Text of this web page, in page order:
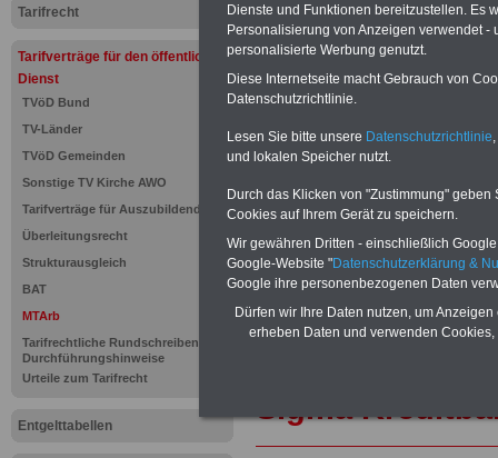
Tarifrecht
Tarifverträge für den öffentlichen
Dienst
TVöD Bund
TV-Länder
TVöD Gemeinden
Sonstige TV Kirche AWO
Tarifverträge für Auszubildende
Überleitungsrecht
Strukturausgleich
BAT
MTArb
Tarifrechtliche Rundschreiben und
Durchführungshinweise
Urteile zum Tarifrecht
Entgelttabellen
PDF-SERVICE
Für nur 15 Euro (inkl. MwSt.)
können Sie mehr als zehn
und Beamte sowie
zum Tarifrecht für den
das mindestens einmal im
direkt zur weiterführenden
mehrere OnlineBücher bzw.
Beamtinnen und Beamte mit
und Ländern,
Nebentätig-keitsrecht für
wir ausgewählte Links, z.B.
Teilzeitantrag usw.>>>hier
Sigma
Dienste und Funktionen bereitzustellen. Es
Personalisierung von Anzeigen verwendet
personalisierte Werbung genutzt.
Diese Internetseite macht Gebrauch von
Datenschutzrichtlinie.
Lesen Sie bitte unsere Datenschutzrichtlinie
und lokalen Speicher nutzt.
Durch das Klicken von "Zustimmung"
Cookies auf Ihrem Gerät zu speichern.
Wir gewähren Dritten - einschließlich
Google-Website "Datenschutzerklärung &
Google ihre personenbezogenen Daten
Dürfen wir Ihre Daten nutzen, um
erheben Daten und verwenden